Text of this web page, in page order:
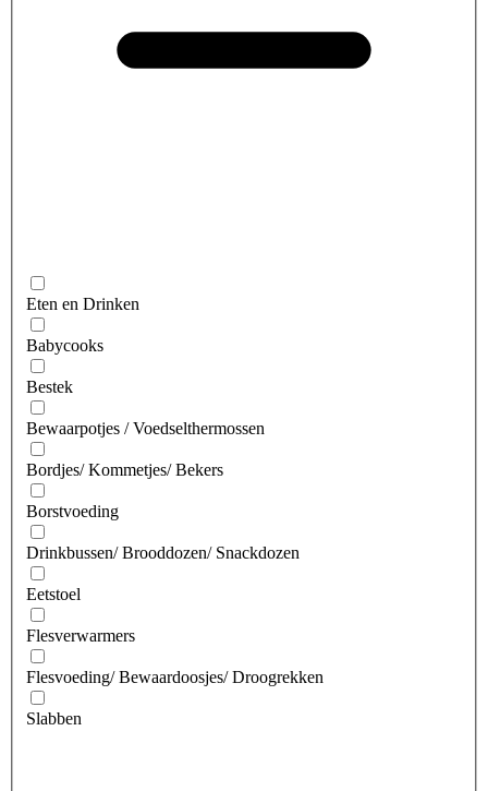
Eten en Drinken
Babycooks
Bestek
Bewaarpotjes / Voedselthermossen
Bordjes/ Kommetjes/ Bekers
Borstvoeding
Drinkbussen/ Brooddozen/ Snackdozen
Eetstoel
Flesverwarmers
Flesvoeding/ Bewaardoosjes/ Droogrekken
Slabben